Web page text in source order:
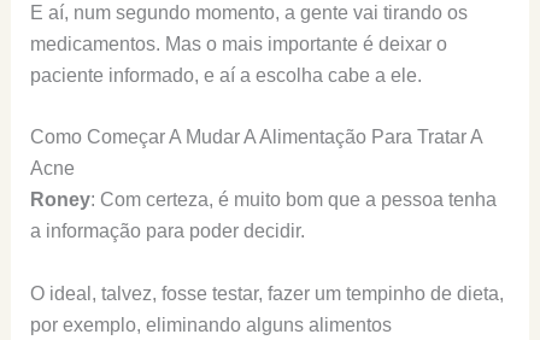
E aí, num segundo momento, a gente vai tirando os
medicamentos. Mas o mais importante é deixar o
paciente informado, e aí a escolha cabe a ele.
Como Começar A Mudar A Alimentação Para Tratar A
Acne
Roney: Com certeza, é muito bom que a pessoa tenha
a informação para poder decidir.
O ideal, talvez, fosse testar, fazer um tempinho de dieta,
por exemplo, eliminando alguns alimentos